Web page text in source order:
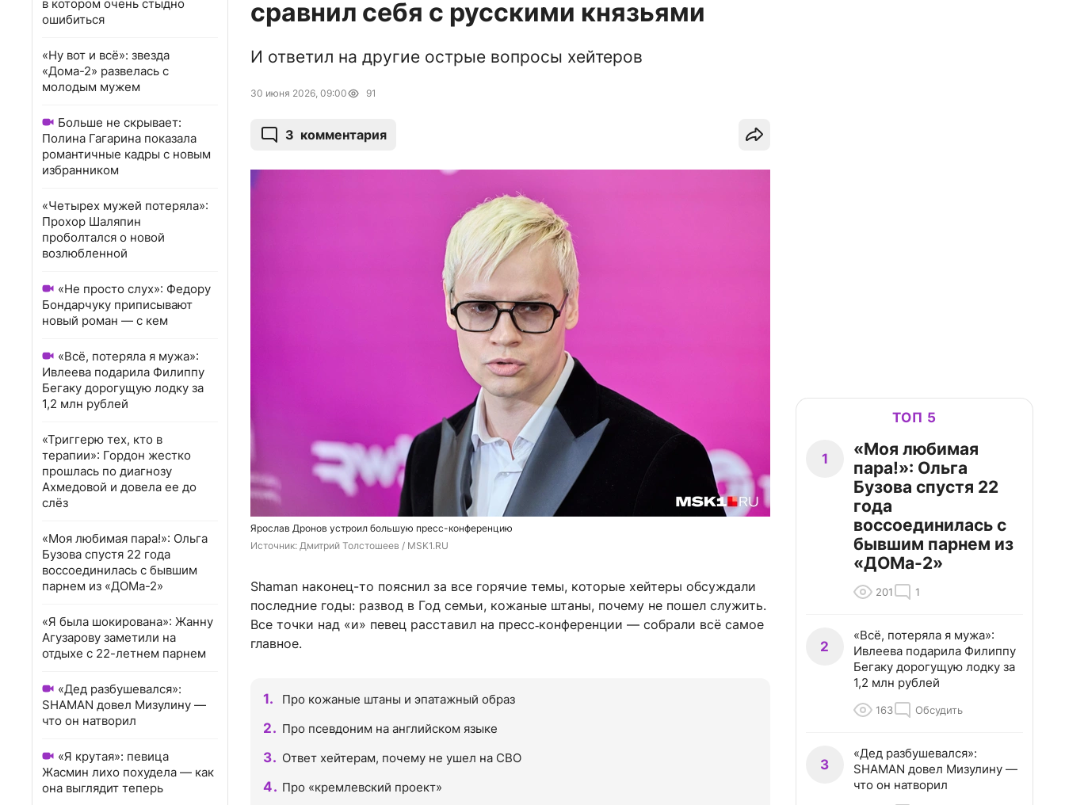
в котором очень стыдно
ошибиться
«Ну вот и всё»: звезда
«Дома-2» развелась с
молодым мужем
Больше не скрывает:
Полина Гагарина показала
романтичные кадры с новым
избранником
«Четырех мужей потеряла»:
Прохор Шаляпин
проболтался о новой
возлюбленной
«Не просто слух»: Федору
Бондарчуку приписывают
новый роман — с кем
«Всё, потеряла я мужа»:
Ивлеева подарила Филиппу
Бегаку дорогущую лодку за
1,2 млн рублей
«Триггерю тех, кто в
терапии»: Гордон жестко
прошлась по диагнозу
Ахмедовой и довела ее до
слёз
«Моя любимая пара!»: Ольга
Бузова спустя 22 года
воссоединилась с бывшим
парнем из «ДОМа-2»
«Я была шокирована»: Жанну
Агузарову заметили на
отдыхе с 22-летнем парнем
«Дед разбушевался»:
SHAMAN довел Мизулину —
что он натворил
«Я крутая»: певица
Жасмин лихо похудела — как
она выглядит теперь
сравнил себя с русскими князьями
И ответил на другие острые вопросы хейтеров
30 июня 2026, 09:00 91
3 комментария
Ярослав Дронов устроил большую пресс-конференцию
Источник: Дмитрий Толстошеев / MSK1.RU
Shaman наконец-то пояснил за все горячие темы, которые хейтеры обсуждали
последние годы: развод в Год семьи, кожаные штаны, почему не пошел служить.
Все точки над «и» певец расставил на пресс‑конференции — собрали всё самое
главное.
Про кожаные штаны и эпатажный образ
Про псевдоним на английском языке
Ответ хейтерам, почему не ушел на СВО
Про «кремлевский проект»
ТОП 5
1
«Моя любимая
пара!»: Ольга
Бузова спустя 22
года
воссоединилась с
бывшим парнем из
«ДОМа-2»
201 1
2
«Всё, потеряла я мужа»:
Ивлеева подарила Филиппу
Бегаку дорогущую лодку за
1,2 млн рублей
163 Обсудить
3
«Дед разбушевался»:
SHAMAN довел Мизулину —
что он натворил